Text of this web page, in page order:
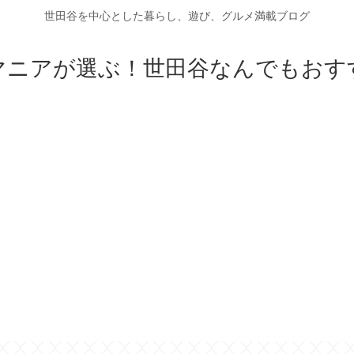
世田谷を中心とした暮らし、遊び、グルメ満載ブログ
ニアが選ぶ！世田谷なんでもおす